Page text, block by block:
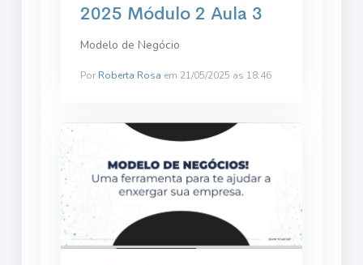
2025 Módulo 2 Aula 3
Modelo de Negócio
Por Roberta Rosa em 21/05/2025 as 18:46